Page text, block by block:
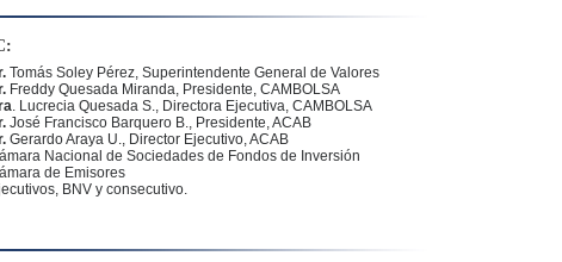
Tomás Soley Pérez, Superintendente General de Valores
Freddy Quesada Miranda, Presidente, CAMBOLSA
. Lucrecia Quesada S., Directora Ejecutiva, CAMBOLSA
José Francisco Barquero B., Presidente, ACAB
Gerardo Araya U., Director Ejecutivo, ACAB
Nacional de Sociedades de Fondos de Inversión
de Emisores
BNV y consecutivo.